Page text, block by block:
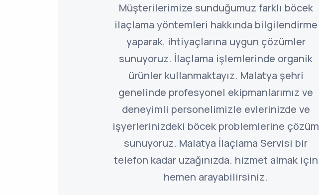
Müşterilerimize sunduğumuz farklı böcek
ilaçlama yöntemleri hakkında bilgilendirme
yaparak, ihtiyaçlarına uygun çözümler
sunuyoruz. İlaçlama işlemlerinde organik
ürünler kullanmaktayız. Malatya şehri
genelinde profesyonel ekipmanlarımız ve
deneyimli personelimizle evlerinizde ve
işyerlerinizdeki böcek problemlerine çözüm
sunuyoruz. Malatya İlaçlama Servisi bir
telefon kadar uzağınızda. hizmet almak için
hemen arayabilirsiniz.